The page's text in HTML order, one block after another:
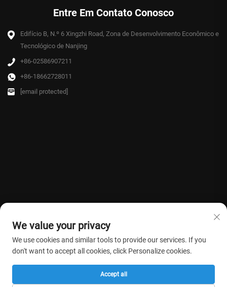
Entre Em Contato Conosco
Edifício B, N.º 6 Xingzhi Road, Zona de Desenvolvimento Econômico e
Tecnológico de Nanjing
+86-02586907211
+86-18662728011
[email protected]
Direitos autorais © 2026 Farmasino Medical Co.,Ltd. Todos os direitos
Política de privacidade
We value your privacy
We use cookies and similar tools to provide our services. If you
don't want to accept all cookies, click Personalize cookies.
Accept all